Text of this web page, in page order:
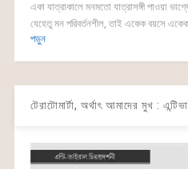
একা যাত্রাকালে মনমতো যাত্রাসঙ্গী পাওয়া
যেহেতু মন পরিবর্তনশীল, তাই একেক বয়সে
পড়ুন
টেরাটোমার্টা, অর্থাৎ আমাদের মুখ :